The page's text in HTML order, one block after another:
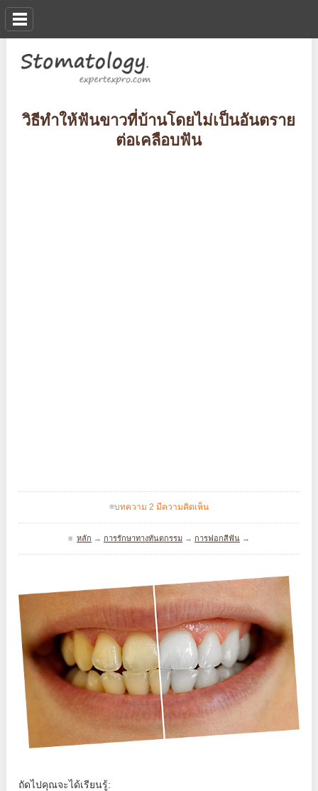
วิธีทำให้ฟันขาวที่บ้านโดยไม่เป็นอันตราย
ต่อเคลือบฟัน
≡บทความ 2 มีความคิดเห็น
≡ หลัก → การรักษาทางทันตกรรม→ การฟอกสีฟัน→
ถัดไปคุณจะได้เรียนรู้: